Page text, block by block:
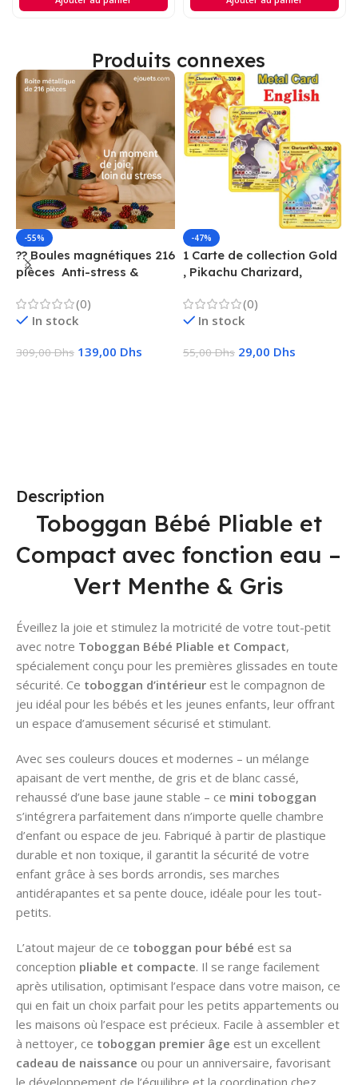
Produits connexes
-55%
?? Boules magnétiques 216
pièces  Anti-stress &
(0)
In stock
309,00Dhs 139,00 Dhs
-47%
1 Carte de collection Gold
, Pikachu Charizard,
(0)
In stock
55,00Dhs 29,00 Dhs
Description
Toboggan Bébé Pliable et
Compact avec fonction eau –
Vert Menthe & Gris
Éveillez la joie et stimulez la motricité de votre tout-petit
avec notre Toboggan Bébé Pliable et Compact,
spécialement conçu pour les premières glissades en toute
sécurité. Ce toboggan d’intérieur est le compagnon de
jeu idéal pour les bébés et les jeunes enfants, leur offrant
un espace d’amusement sécurisé et stimulant.
Avec ses couleurs douces et modernes – un mélange
apaisant de vert menthe, de gris et de blanc cassé,
rehaussé d’une base jaune stable – ce mini toboggan
s’intégrera parfaitement dans n’importe quelle chambre
d’enfant ou espace de jeu. Fabriqué à partir de plastique
durable et non toxique, il garantit la sécurité de votre
enfant grâce à ses bords arrondis, ses marches
antidérapantes et sa pente douce, idéale pour les tout-
petits.
L’atout majeur de ce toboggan pour bébé est sa
conception pliable et compacte. Il se range facilement
après utilisation, optimisant l’espace dans votre maison, ce
qui en fait un choix parfait pour les petits appartements ou
les maisons où l’espace est précieux. Facile à assembler et
à nettoyer, ce toboggan premier âge est un excellent
cadeau de naissance ou pour un anniversaire, favorisant
le développement de l’équilibre et la coordination chez